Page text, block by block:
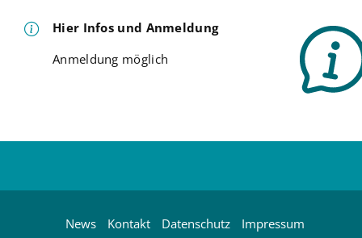
Hier Infos und Anmeldung
Anmeldung möglich
News Kontakt Datenschutz Impressum